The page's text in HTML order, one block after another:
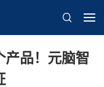
品！元脑智